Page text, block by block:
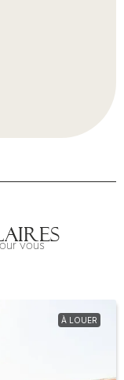
vous
À LOUER